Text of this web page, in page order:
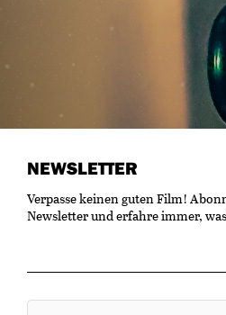
NEWSLETTER
Verpasse keinen guten Film!
Newsletter und erfahre immer,